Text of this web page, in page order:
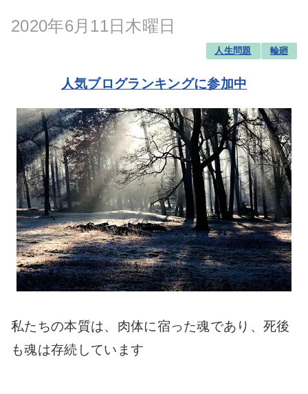
2020年6月11日木曜日
人生問題 輪廻
人気ブログランキングに参加中
私たちの本質は、肉体に宿った魂であり、死後
も魂は存続しています